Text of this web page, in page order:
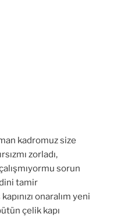
kadromuz size
zorladı,
sorun
tamir
onaralım yeni
çelik kapı